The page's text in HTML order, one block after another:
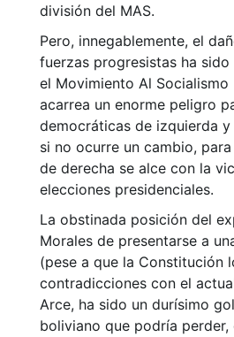
división del MAS.
Pero, innegablemente, el
fuerzas progresistas ha
el Movimiento Al Socialismo
acarrea un enorme peligro
democráticas de izquierda
si no ocurre un cambio,
de derecha se alce con la
elecciones presidenciales.
La obstinada posición del
Morales de presentarse a
(pese a que la Constitución
contradicciones con el
Arce, ha sido un durísimo
boliviano que podría